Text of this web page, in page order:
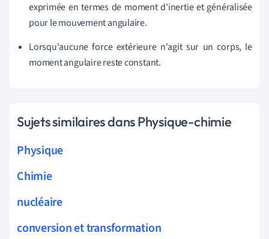
exprimée en termes de moment d'inertie et généralisée
pour le mouvement angulaire.
Lorsqu'aucune force extérieure n'agit sur un corps, le
moment angulaire reste constant.
Sujets similaires dans Physique-chimie
Physique
Chimie
nucléaire
conversion et transformation